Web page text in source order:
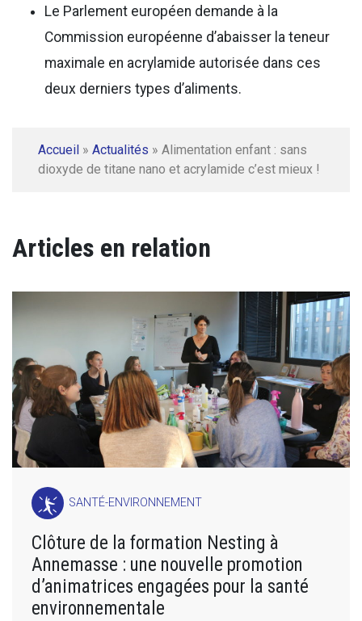
Le Parlement européen demande à la
Commission européenne d’abaisser la teneur
maximale en acrylamide autorisée dans ces
deux derniers types d’aliments.
Accueil » Actualités » Alimentation enfant : sans
dioxyde de titane nano et acrylamide c’est mieux !
Articles en relation
SANTÉ-ENVIRONNEMENT
Clôture de la formation Nesting à
Annemasse : une nouvelle promotion
d’animatrices engagées pour la santé
environnementale